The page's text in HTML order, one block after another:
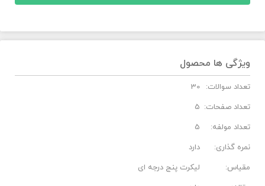
ویژگی ها محصول
تعداد سوالات:
30
تعداد صفحات: 5
تعداد مولفه:
5
نمره گذاری:
دارد
مقیاس:
لیکرت پنج درجه ای